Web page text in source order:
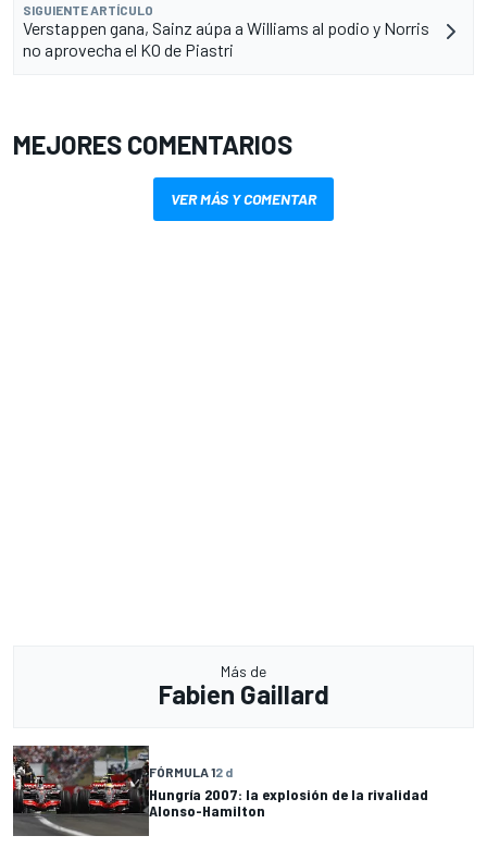
SIGUIENTE ARTÍCULO
Verstappen gana, Sainz aúpa a Williams al podio y Norris
no aprovecha el KO de Piastri
MEJORES COMENTARIOS
VER MÁS Y COMENTAR
Más de
Fabien Gaillard
FÓRMULA 12 d
Hungría 2007: la explosión de la rivalidad
Alonso-Hamilton